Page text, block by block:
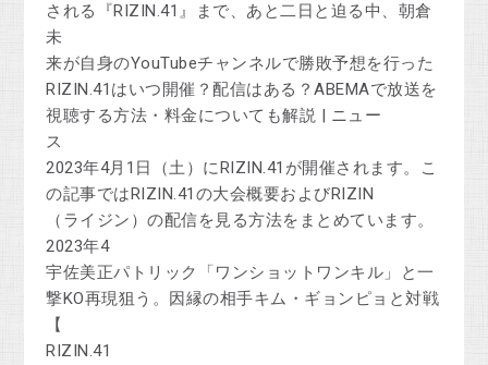
される『RIZIN.41』まで、あと二日と迫る中、朝倉
未
来が自身のYouTubeチャンネルで勝敗予想を行った
RIZIN.41はいつ開催？配信はある？ABEMAで放送を
視聴する方法・料金についても解説 | ニュー
ス
2023年4月1日（土）にRIZIN.41が開催されます。こ
の記事ではRIZIN.41の大会概要およびRIZIN
（ライジン）の配信を見る方法をまとめています。
2023年4
宇佐美正パトリック「ワンショットワンキル」と一
撃KO再現狙う。因縁の相手キム・ギョンピョと対戦
【
RIZIN.41